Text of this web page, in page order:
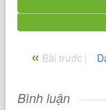
« Bài trước |
Bình luận